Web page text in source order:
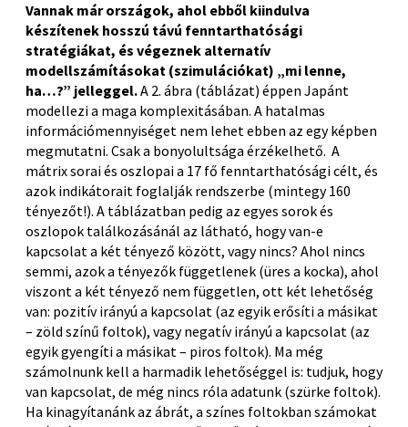
Vannak már országok, ahol ebből kiindulva
készítenek hosszú távú fenntarthatósági
stratégiákat, és végeznek alternatív
modellszámításokat (szimulációkat) „mi lenne,
ha…?” jelleggel.A 2. ábra (táblázat) éppen Japánt
modellezi a maga komplexitásában. A hatalmas
információmennyiséget nem lehet ebben az egy képben
megmutatni. Csak a bonyolultsága érzékelhető. A
mátrix sorai és oszlopai a 17 fő fenntarthatósági célt, és
azok indikátorait foglalják rendszerbe (mintegy 160
tényezőt!). A táblázatban pedig az egyes sorok és
oszlopok találkozásánál az látható, hogy van-e
kapcsolat a két tényező között, vagy nincs? Ahol nincs
semmi, azok a tényezők függetlenek (üres a kocka), ahol
viszont a két tényező nem független, ott két lehetőség
van: pozitív irányú a kapcsolat (az egyik erősíti a másikat
– zöld színű foltok), vagy negatív irányú a kapcsolat (az
egyik gyengíti a másikat – piros foltok). Ma még
számolnunk kell a harmadik lehetőséggel is: tudjuk, hogy
van kapcsolat, de még nincs róla adatunk (szürke foltok).
Ha kinagyítanánk az ábrát, a színes foltokban számokat